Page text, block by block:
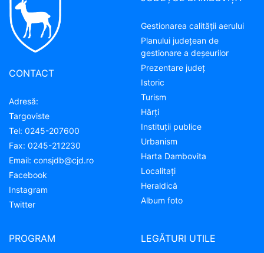
CONTACT
Adresă:
Targoviste
Tel: 0245-207600
Fax: 0245-212230
Email: consjdb@cjd.ro
Facebook
Instagram
Twitter
Gestionarea calității aerului
Planului județean de
gestionare a deșeurilor
Prezentare judeţ
Istoric
Turism
Hărţi
Instituţii publice
Urbanism
Harta Dambovita
Localitaţi
Heraldică
Album foto
LEGĂTURI UTILE
PROGRAM